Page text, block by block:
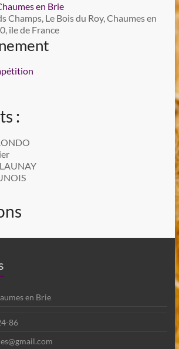
en Brie
Champs, Le Bois du Roy, Chaumes en
île de France
:
en Brie
86